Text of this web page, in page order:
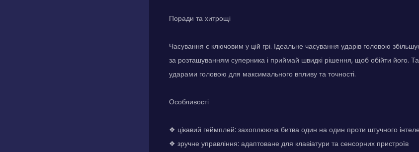
Поради та хитрощі
Часування є ключовим у цій грі. Ідеальне часування ударів головою
за розташуванням суперника і приймай швидкі рішення, щоб обійти його.
ударами головою для максимального впливу та точності.
Особливості
❖ цікавий геймплей: захоплююча битва один на один проти штучного
❖ зручне управління: адаптоване для клавіатури та сенсорних пристроїв